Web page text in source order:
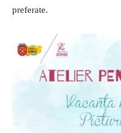
preferate.